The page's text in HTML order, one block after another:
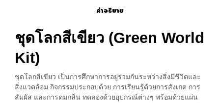
คำอธิบาย
ชุดโลกสีเขียว (Green World
Kit)
ชุดโลกสีเขียว เป็นการศึกษาการอยู่ร่วมกันระหว่างสิ่งมีชีวิตและ
สิ่งแวดล้อม กิจกรรมประกอบด้วย การเรียนรู้ด้วยการสังเกต การ
สัมผัส และการดมกลิ่น ทดลองด้วยอุปกรณ์ต่างๆ พร้อมด้วยแผ่น